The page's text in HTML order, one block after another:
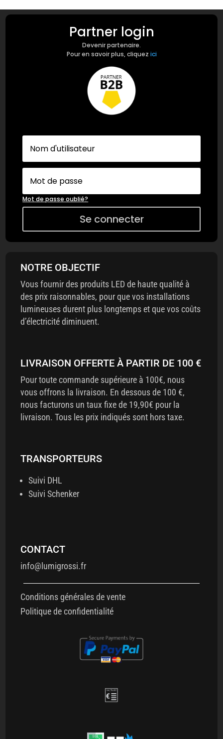
Partner login
Devenir partenaire.
Pour en savoir plus, cliquez ici
Mot de passe oublié?
Se connecter
NOTRE OBJECTIF
Vous fournir des produits LED de haute qualité à
des prix raisonnables, pour que vos installations
lumineuses durent plus longtemps et que vos coûts
d’électricité diminuent.
LIVRAISON OFFERTE À PARTIR DE 100 €
Pour toute commande supérieure à 100€, nous
vous offrons la livraison. En dessous de 100 €,
nous facturons un taux fixe de 19,90€ pour la
livraison. Tous les prix indiqués sont hors taxe.
TRANSPORTEURS
Suivi DHL
Suivi Schenker
CONTACT
info@lumigrossi.fr
Conditions générales de vente
Politique de confidentialité